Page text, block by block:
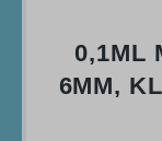
0,1ML
6MM,